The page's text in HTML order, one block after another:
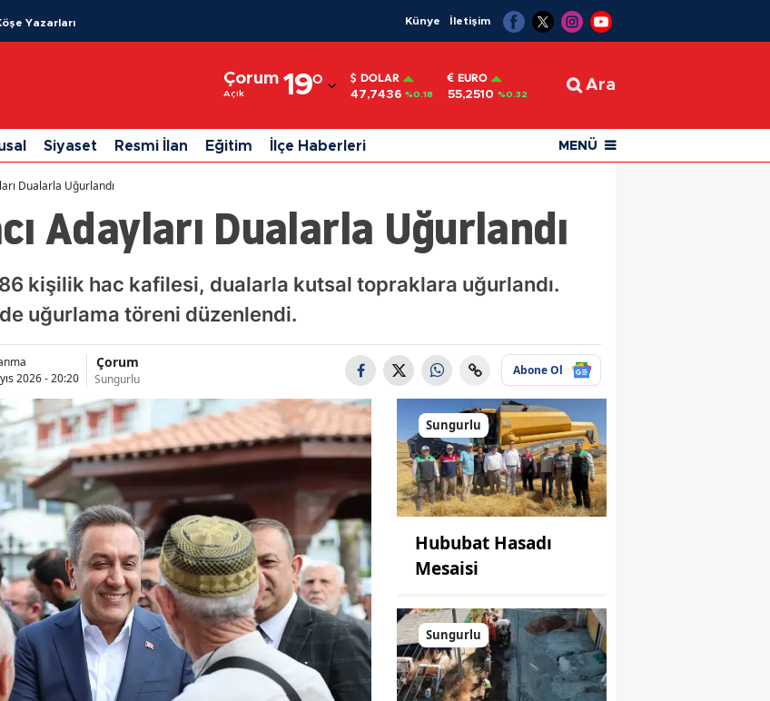
Yazarları Künye İletişim
Çorum
Açık 19°
Adıyaman
Afyonkarahisar
Ağrı
Ankara
Antalya
Artvin
Bilecik
Bingöl
Bitlis
Bolu
Burdur
Bursa
Çanakkale
Çankırı
DOLAR
47,7436 %0.18
EURO
55,2510 %0.32
Ara
Siyaset Resmi İlan Eğitim İlçe Haberleri MENÜ
Dualarla Uğurlandı
Adayları Dualarla Uğurlandı
kişilik hac kafilesi, dualarla kutsal topraklara uğurlandı.
uğurlama töreni düzenlendi.
2026 - 20:20
Çorum
Sungurlu
Abone Ol
Sungurlu
Hububat Hasadı
Mesaisi
Sungurlu